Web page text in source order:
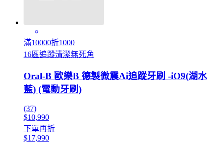
滿10000折1000
16區追蹤清潔無死角
Oral-B 歐樂B 德製微震Ai追蹤牙刷 -iO9(湖水
藍) (電動牙刷)
(37)
$10,990
下單再折
$17,990